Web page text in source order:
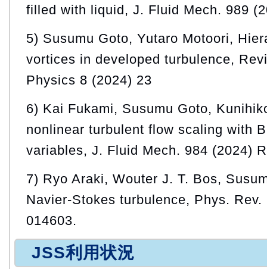
filled with liquid, J. Fluid Mech. 989
5) Susumu Goto, Yutaro Motoori,
vortices in developed turbulence,
Physics 8 (2024) 23
6) Kai Fukami, Susumu Goto,
nonlinear turbulent flow scaling with
variables, J. Fluid Mech. 984 (2024)
7) Ryo Araki, Wouter J. T. Bos,
Navier-Stokes turbulence, Phys.
014603.
JSS利用状況